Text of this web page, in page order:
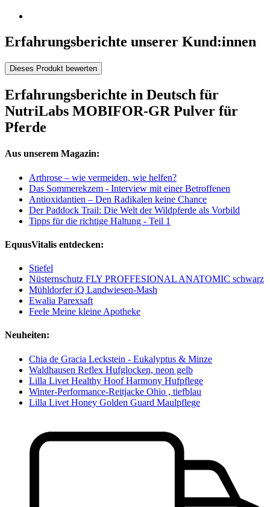
Erfahrungsberichte unserer Kund:innen
Dieses Produkt bewerten
Erfahrungsberichte in Deutsch für
NutriLabs MOBIFOR-GR Pulver für
Pferde
Aus unserem Magazin:
Arthrose – wie vermeiden, wie helfen?
Das Sommerekzem - Interview mit einer Betroffenen
Antioxidantien – Den Radikalen keine Chance
Der Paddock Trail: Die Welt der Wildpferde als Vorbild
Tipps für die richtige Haltung - Teil 1
EquusVitalis entdecken:
Stiefel
Nüsternschutz FLY PROFFESIONAL ANATOMIC schwarz
Mühldorfer iQ Landwiesen-Mash
Ewalia Parexsaft
Feele Meine kleine Apotheke
Neuheiten:
Chia de Gracia Leckstein - Eukalyptus & Minze
Waldhausen Reflex Hufglocken, neon gelb
Lilla Livet Healthy Hoof Harmony Hufpflege
Winter-Performance-Reitjacke Ohio , tiefblau
Lilla Livet Honey Golden Guard Maulpflege